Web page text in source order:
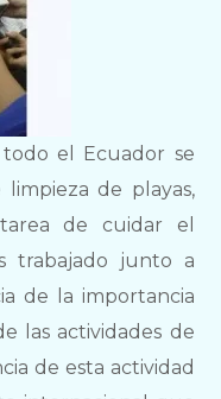
el Ecuador se
de playas,
de cuidar el
trabajado junto a
de la importancia
las actividades de
de esta actividad